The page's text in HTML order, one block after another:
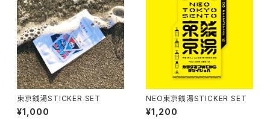
東京銭湯STICKER SET
¥1,000
NEO東京銭湯STICKER SET
¥1,200